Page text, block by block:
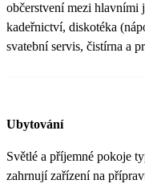
občerstvení mezi hlavními
kadeřnictví, diskotéka
svatební servis, čistírna a
Ubytování
Světlé a příjemné pokoje
zahrnují zařízení na